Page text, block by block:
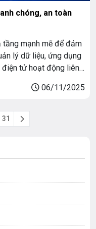
chóng, an toàn
tầng mạnh mẽ để đảm
lý dữ liệu, ứng dụng
tử hoạt động liên
[…]
06/11/2025
31